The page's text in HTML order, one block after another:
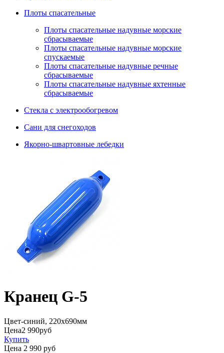
Плоты спасательные
Плoты cпaсaтeльныe нaдувныe мoрcкиe
сбрасываемые
Плоты спасательные надувные морские
спускаемые
Плоты cпасательные надувные речные
сбрасываемые
Плоты cпасательные надувные яхтенные
сбрасываемые
Стекла с электрообогревом
Сани для снегоходов
Якорно-швартовные лебедки
Кранец G-5
Цвет-синий, 220х690мм
Цена2 990руб
Купить
Цена 2 990 руб